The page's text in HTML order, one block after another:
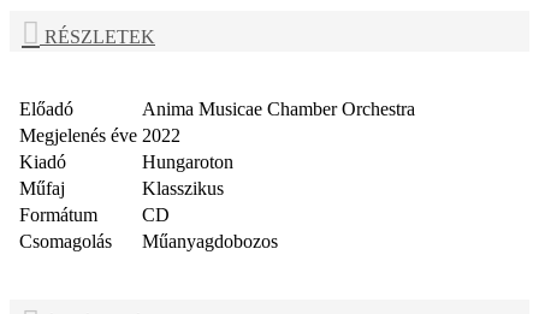
RÉSZLETEK
Előadó
Anima Musicae Chamber Orchestra
Megjelenés éve 2022
Kiadó
Hungaroton
Műfaj
Klasszikus
Formátum
CD
Csomagolás
Műanyagdobozos